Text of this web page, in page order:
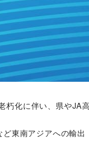
朽化に伴い、県やJA
東南アジアへの輸出